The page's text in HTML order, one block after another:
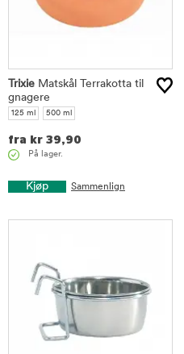
Trixie Matskål Terrakotta til
gnagere
125 ml 500 ml
fra kr 39,90
På lager.
Kjøp Sammenlign